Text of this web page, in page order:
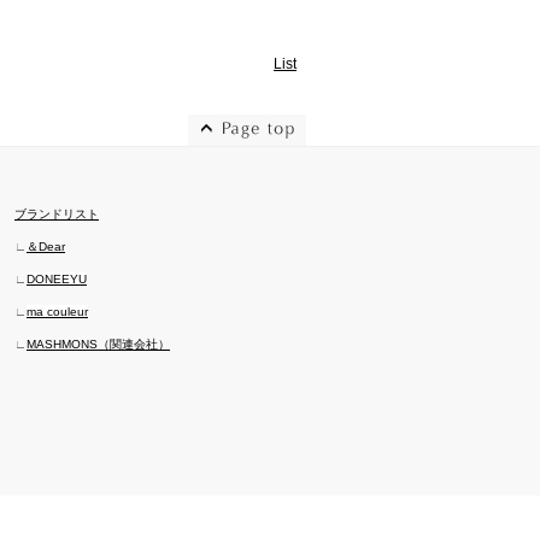
List
ブランドリスト
∟ ＆Dear
∟ DONEEYU
∟ ma couleur
∟ MASHMONS（関連会社）